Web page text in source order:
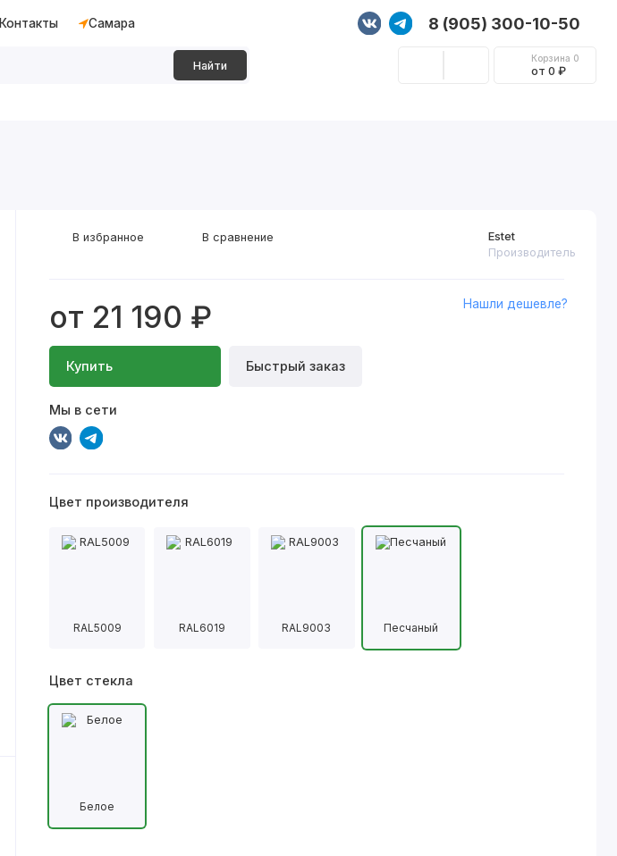
Контакты Самара 8 (905) 300-10-50
Найти
Корзина 0
от 0 ₽
Estet
Производитель
от 21 190 ₽
Купить Быстрый заказ
Нашли дешевле?
Мы в сети
В избранное В сравнение
Цвет производителя
RAL5009 RAL6019 RAL9003 Песчаный
Цвет стекла
Белое